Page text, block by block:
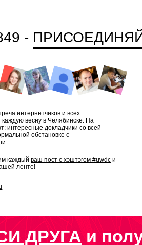
-
интернетчиков и всех
весну в Челябинске. На
интересные докладчики со всей
обстановке с
каждыйваш пост с хэштэгом #uwdc и
ленте!
ДРУГА и